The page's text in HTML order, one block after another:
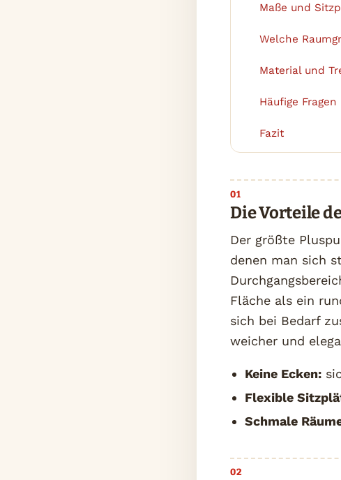
Maße und
Welche
Material und
Häufige Fragen
Fazit
Die Vorteile
Der größte
denen man sich
Fläche als ein
sich bei Bedarf
weicher und
Keine Ecken:
Flexible
Schmale